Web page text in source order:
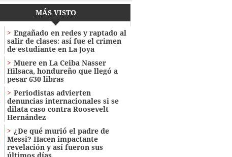
MÁS VISTO
Engañado en redes y raptado al
salir de clases: así fue el crimen
de estudiante en La Joya
Muere en La Ceiba Nasser
Hilsaca, hondureño que llegó a
pesar 630 libras
Periodistas advierten
denuncias internacionales si se
dilata caso contra Roosevelt
Hernández
¿De qué murió el padre de
Messi? Hacen impactante
revelación y así fueron sus